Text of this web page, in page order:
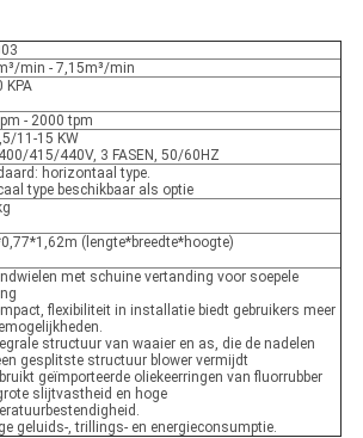
min - 7,15m³/min
KPA
- 2000 tpm
11-15 KW
415/440V, 3 FASEN, 50/60HZ
horizontaal type.
type beschikbaar als optie
(lengte*breedte*hoogte)
met schuine vertanding voor soepele
flexibiliteit in installatie biedt gebruikers meer
structuur van waaier en as, die de nadelen
gesplitste structuur blower vermijdt
geïmporteerde oliekeerringen van fluorrubber
slijtvastheid en hoge
geluids-, trillings- en energieconsumptie.